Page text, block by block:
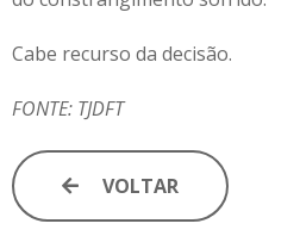
Cabe recurso da decisão.
FONTE: TJDFT
VOLTAR